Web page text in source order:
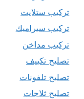
تركيب ستلايت
تركيب سيراميك
تركيب مداخن
تصليح تكييف
تصليح تلفونات
تصليح ثلاجات